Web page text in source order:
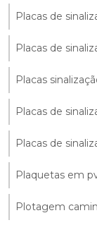
Placas de
Placas de
Placas
Placas de
Placas de
Plaquetas em
Plotagem